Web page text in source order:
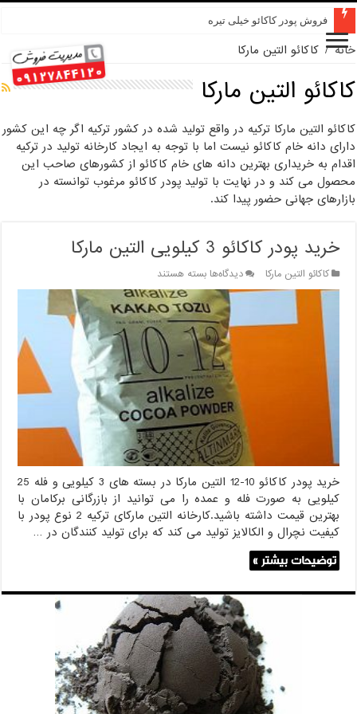
فروش پودر کاکائو خیلی تیره
خانه / کاکائو التین مارکا
کاکائو التین مارکا
کاکائو التین مارکا ترکیه در واقع تولید شده در کشور ترکیه اگر چه این کشور
دارای دانه خام کاکائو نیست اما با توجه به ایجاد کارخانه تولید در ترکیه
اقدام به خریداری بهترین دانه های خام کاکائو از کشورهای صاحب این
محصول می کند و در نهایت با تولید پودر کاکائو مرغوب توانسته در
بازارهای جهانی حضور پیدا کند.
خرید پودر کاکائو 3 کیلویی التین مارکا
کاکائو التین مارکا دیدگاه‌هابرای
خرید
پودر
کاکائو
3
کیلویی
التین
مارکا
بسته هستند
خرید پودر کاکائو 10-12 التین مارکا در بسته های 3 کیلویی و فله 25
کیلویی به صورت فله و عمده را می توانید از بازرگانی برکامان با
بهترین قیمت داشته باشید.کارخانه التین مارکای ترکیه 2 نوع پودر با
کیفیت نچرال و الکالایز تولید می کند که برای تولید کنندگان در …
توضیحات بیشتر »